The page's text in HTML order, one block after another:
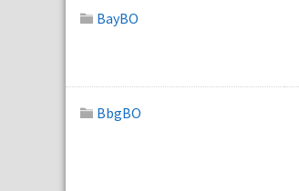
BayBO
BbgBO